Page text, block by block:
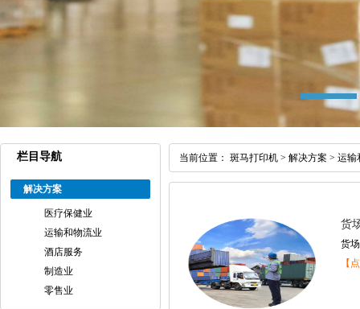
栏目导航
解决方案
医疗保健业
运输和物流业
酒店服务
制造业
零售业
当前位置： 斑马打印机 > 解决方案 > 运输
货
货
【